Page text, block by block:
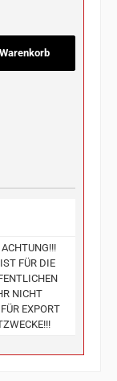
benutze die Schaltflächen
FÜR DIE
NICHT
EXPORT